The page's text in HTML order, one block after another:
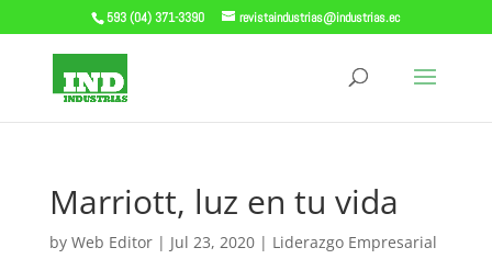
593 (04) 371-3390 revistaindustrias@industrias.ec
Marriott, luz en tu vida
by Web Editor| Jul 23, 2020| Liderazgo Empresarial